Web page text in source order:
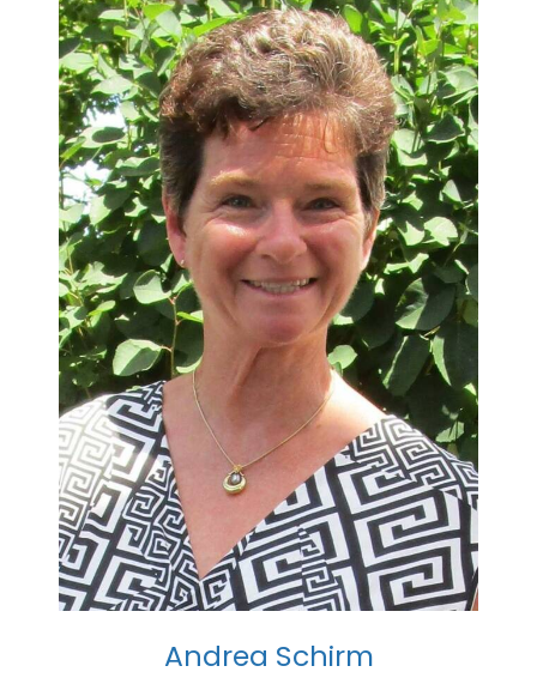
Andrea Schirm